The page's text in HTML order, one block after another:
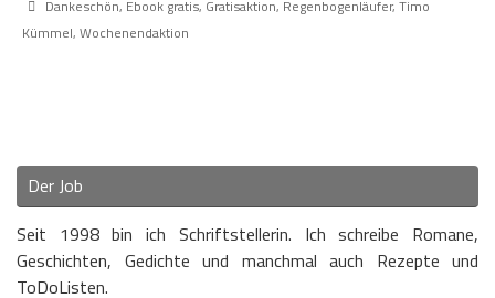
Dankeschön, Ebook gratis, Gratisaktion, Regenbogenläufer, Timo
Kümmel, Wochenendaktion
Der Job
Seit 1998 bin ich Schriftstellerin. Ich schreibe Romane,
Geschichten, Gedichte und manchmal auch Rezepte und
ToDoListen.